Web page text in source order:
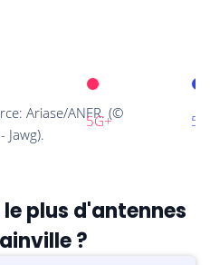
plus d'antennes
?